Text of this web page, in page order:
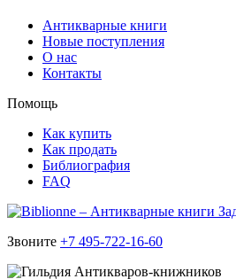
Антикварные книги
Новые поступления
О нас
Контакты
Помощь
Как купить
Как продать
Библиография
FAQ
Звоните +7 495-722-16-60